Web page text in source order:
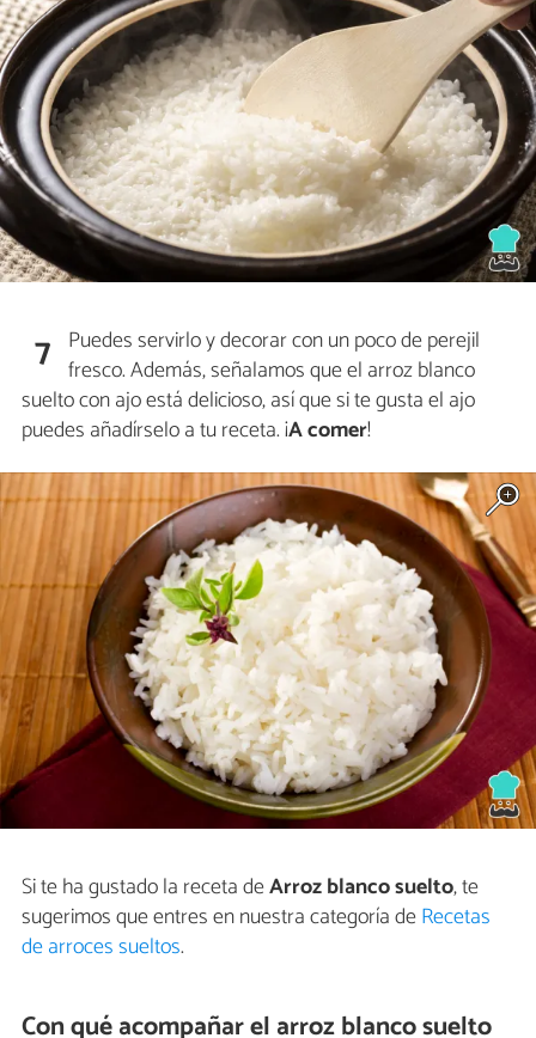
7 Puedes servirlo y decorar con un poco de perejil
fresco. Además, señalamos que el arroz blanco
suelto con ajo está delicioso, así que si te gusta el ajo
puedes añadírselo a tu receta. ¡A comer!
Si te ha gustado la receta deArroz blanco suelto, te
sugerimos que entres en nuestra categoría deRecetas
de arroces sueltos.
Con qué acompañar el arroz blanco suelto